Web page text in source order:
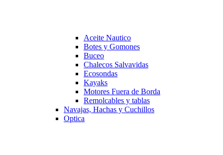
Aceite Nautico
Botes y Gomones
Buceo
Chalecos Salvavidas
Ecosondas
Kayaks
Motores Fuera de Borda
Remolcables y tablas
Navajas, Hachas y Cuchillos
Optica